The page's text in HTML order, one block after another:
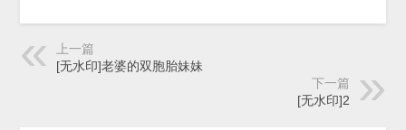
上一篇
[无水印]老婆的双胞胎妹妹
下一篇
[无水印]2